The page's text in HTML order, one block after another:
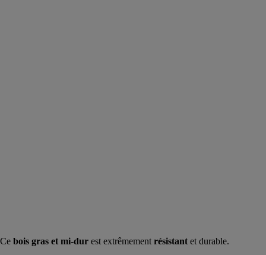
Ce bois gras et mi-dur est extrêmement résistant et durable.